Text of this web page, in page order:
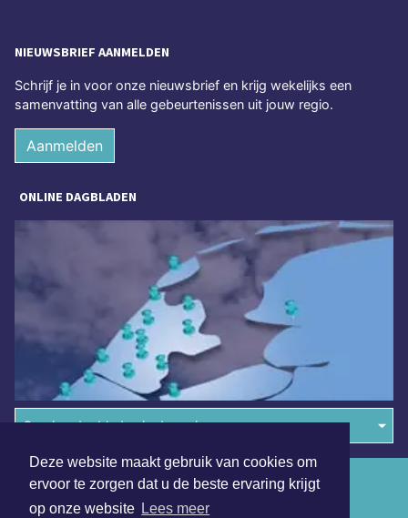
Deze website maakt gebruik van cookies om
ervoor te zorgen dat u de beste ervaring krijgt
op onze website Lees meer
NIEUWSBRIEF AANMELDEN
Schrijf je in voor onze nieuwsbrief en krijg wekelijks een
samenvatting van alle gebeurtenissen uit jouw regio.
Aanmelden
ONLINE DAGBLADEN
Overige dagbladen in de regio
Algemene voorwaarden
Disclaimer